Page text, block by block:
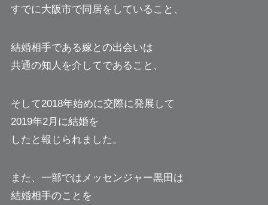
すでに大阪市で同居をしていること、
結婚相手である嫁との出会いは
共通の知人を介してであること、
そして2018年始めに交際に発展して
2019年2月に結婚を
したと報じられました。
また、一部ではメッセンジャー黒田は
結婚相手のことを